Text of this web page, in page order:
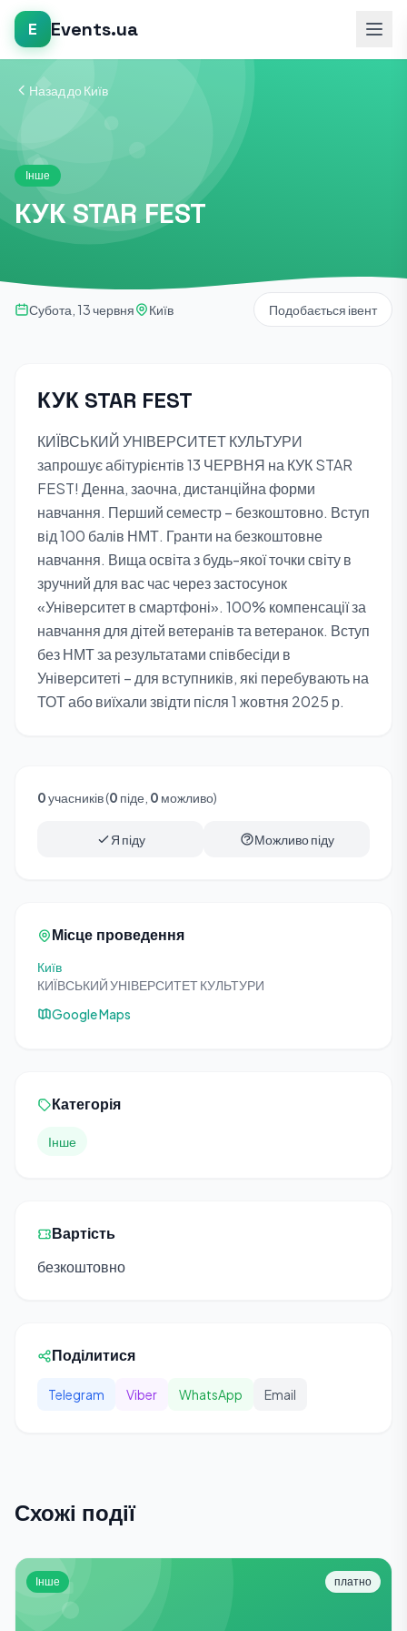
E Events.ua
Назад до Київ
Інше
КУК STAR FEST
Субота, 13 червня Київ Подобається івент
КУК STAR FEST
КИЇВСЬКИЙ УНІВЕРСИТЕТ КУЛЬТУРИ
запрошує абітурієнтів 13 ЧЕРВНЯ на КУК STAR
FEST! Денна, заочна, дистанційна форми
навчання. Перший семестр – безкоштовно. Вступ
від 100 балів НМТ. Гранти на безкоштовне
навчання. Вища освіта з будь-якої точки світу в
зручний для вас час через застосунок
«Університет в смартфоні». 100% компенсації за
навчання для дітей ветеранів та ветеранок. Вступ
без НМТ за результатами співбесіди в
Університеті – для вступників, які перебувають на
ТОТ або виїхали звідти після 1 жовтня 2025 р.
0учасників (0 піде, 0 можливо)
Я піду Можливо піду
Місце проведення
Київ
КИЇВСЬКИЙ УНІВЕРСИТЕТ КУЛЬТУРИ
Google Maps
Категорія
Інше
Вартість
безкоштовно
Поділитися
Telegram Viber WhatsApp Email
Схожі події
Інше платно